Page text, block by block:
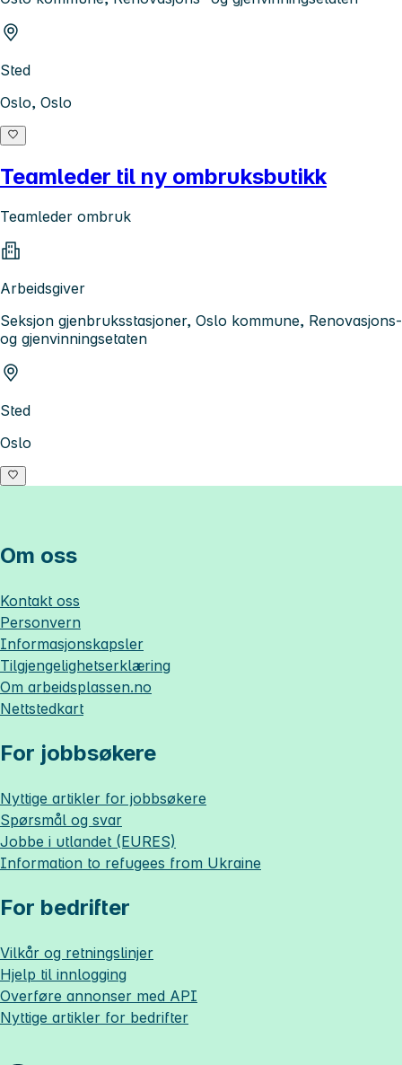
Sted
Oslo, Oslo
Teamleder til ny ombruksbutikk
Teamleder ombruk
Arbeidsgiver
Seksjon gjenbruksstasjoner, Oslo kommune, Renovasjons-
og gjenvinningsetaten
Sted
Oslo
Om oss
Kontakt oss
Personvern
Informasjonskapsler
Tilgjengelighetserklæring
Om arbeidsplassen.no
Nettstedkart
For jobbsøkere
Nyttige artikler for jobbsøkere
Spørsmål og svar
Jobbe i utlandet (EURES)
Information to refugees from Ukraine
For bedrifter
Vilkår og retningslinjer
Hjelp til innlogging
Overføre annonser med API
Nyttige artikler for bedrifter